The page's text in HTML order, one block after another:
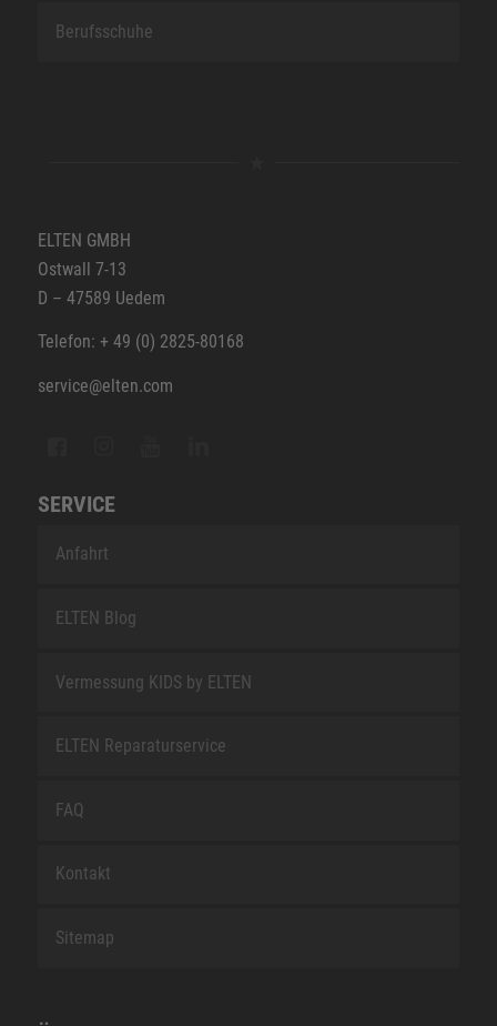
Berufsschuhe
ELTEN GMBH
Ostwall 7-13
D – 47589 Uedem
Telefon: + 49 (0) 2825-80168
service@elten.com
SERVICE
Anfahrt
ELTEN Blog
Vermessung KIDS by ELTEN
ELTEN Reparaturservice
FAQ
Kontakt
Sitemap